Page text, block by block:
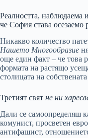
Реалността, наблюдаема
че София става осезаемо
Никакво количество
Нашето Многообразие
още един факт – че това
формата на растящо
столицата на
Третият свят не ни
Дали се самоопределяш
комунист, просветен
антифашист,